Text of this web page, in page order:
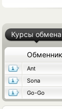
Курсы обмена
Обменник
Ant
Sona
Go-Go